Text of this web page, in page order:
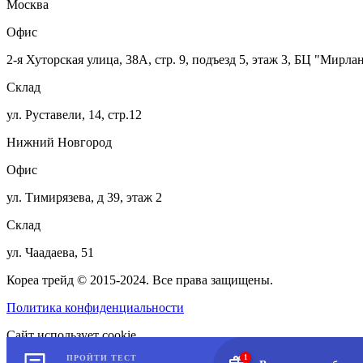
Москва
Офис
2-я Хуторская улица, 38А, стр. 9, подъезд 5, этаж 3, БЦ
Склад
ул. Руставели, 14, стр.12
Нижний Новгород
Офис
ул. Тимирязева, д 39, этаж 2
Склад
ул. Чаадаева, 51
Кореа трейд © 2015-2024. Все права защищены.
Политика конфиденциальности
Сайт использует cookie.
ПРОЙТИ ТЕСТ 1